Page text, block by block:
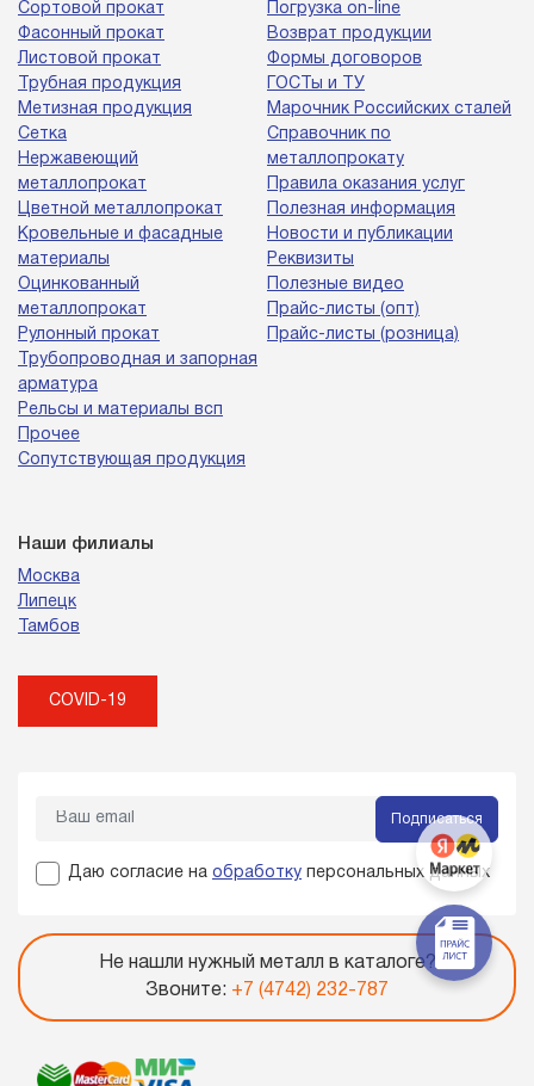
Сортовой прокат
Фасонный прокат
Листовой прокат
Трубная продукция
Метизная продукция
Сетка
Нержавеющий
металлопрокат
Цветной металлопрокат
Кровельные и фасадные
материалы
Оцинкованный
металлопрокат
Рулонный прокат
Трубопроводная и запорная
арматура
Рельсы и материалы всп
Прочее
Сопутствующая продукция
Погрузка on-line
Возврат продукции
Формы договоров
ГОСТы и ТУ
Марочник Российских сталей
Справочник по
металлопрокату
Правила оказания услуг
Полезная информация
Новости и публикации
Реквизиты
Полезные видео
Прайс-листы (опт)
Прайс-листы (розница)
Наши филиалы
Москва
Липецк
Тамбов
COVID-19
Подписаться
Даю согласие на обработку персональных данных
Не нашли нужный металл в каталоге?
Звоните: +7 (4742) 232-787